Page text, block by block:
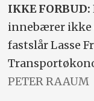
IKKE FORBUD:
innebærer ikke
fastslår Lasse
PETER RAAUM